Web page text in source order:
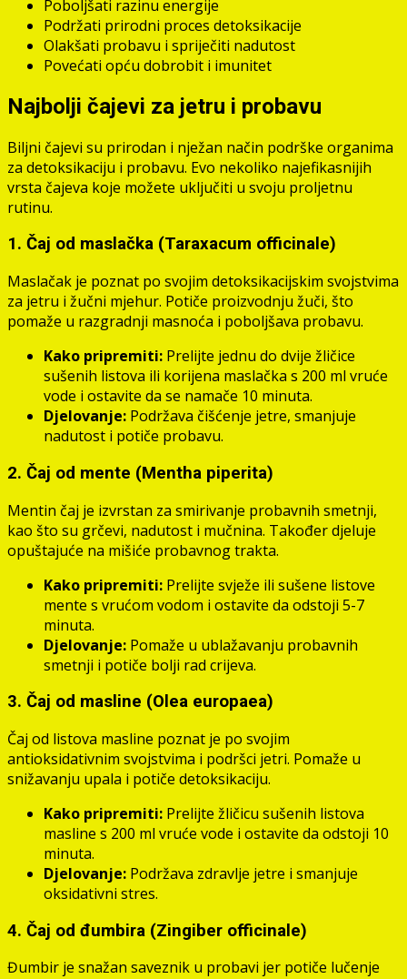
Poboljšati razinu energije
Podržati prirodni proces detoksikacije
Olakšati probavu i spriječiti nadutost
Povećati opću dobrobit i imunitet
Najbolji čajevi za jetru i probavu
Biljni čajevi su prirodan i nježan način podrške organima
za detoksikaciju i probavu. Evo nekoliko najefikasnijih
vrsta čajeva koje možete uključiti u svoju proljetnu
rutinu.
1. Čaj od maslačka (Taraxacum officinale)
Maslačak je poznat po svojim detoksikacijskim svojstvima
za jetru i žučni mjehur. Potiče proizvodnju žuči, što
pomaže u razgradnji masnoća i poboljšava probavu.
Kako pripremiti: Prelijte jednu do dvije žličice
sušenih listova ili korijena maslačka s 200 ml vruće
vode i ostavite da se namače 10 minuta.
Djelovanje: Podržava čišćenje jetre, smanjuje
nadutost i potiče probavu.
2. Čaj od mente (Mentha piperita)
Mentin čaj je izvrstan za smirivanje probavnih smetnji,
kao što su grčevi, nadutost i mučnina. Također djeluje
opuštajuće na mišiće probavnog trakta.
Kako pripremiti: Prelijte svježe ili sušene listove
mente s vrućom vodom i ostavite da odstoji 5-7
minuta.
Djelovanje: Pomaže u ublažavanju probavnih
smetnji i potiče bolji rad crijeva.
3. Čaj od masline (Olea europaea)
Čaj od listova masline poznat je po svojim
antioksidativnim svojstvima i podršci jetri. Pomaže u
snižavanju upala i potiče detoksikaciju.
Kako pripremiti: Prelijte žličicu sušenih listova
masline s 200 ml vruće vode i ostavite da odstoji 10
minuta.
Djelovanje: Podržava zdravlje jetre i smanjuje
oksidativni stres.
4. Čaj od đumbira (Zingiber officinale)
Đumbir je snažan saveznik u probavi jer potiče lučenje